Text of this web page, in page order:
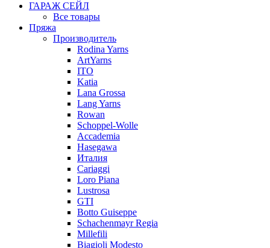
ГАРАЖ СЕЙЛ
Все товары
Пряжа
Производитель
Rodina Yarns
ArtYarns
ITO
Katia
Lana Grossa
Lang Yarns
Rowan
Schoppel-Wolle
Accademia
Hasegawa
Италия
Cariaggi
Loro Piana
Lustrosa
GTI
Botto Guiseppe
Schachenmayr Regia
Millefili
Biagioli Modesto